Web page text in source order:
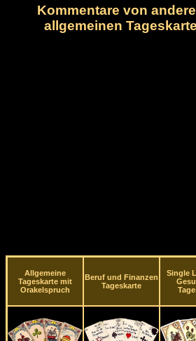
Kommentare von
allgemeinen
Allgemeine
Tageskarte mit
Orakelspruch
Beruf und Finanzen
Tageskarte
Single